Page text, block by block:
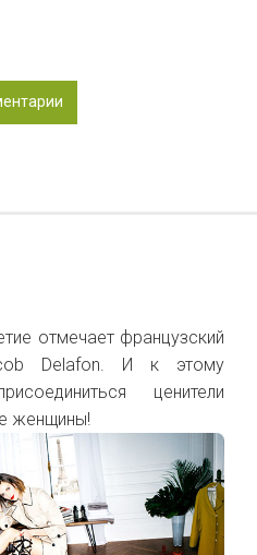
отмечает французский
Delafon. И к этому
ценители
женщины!